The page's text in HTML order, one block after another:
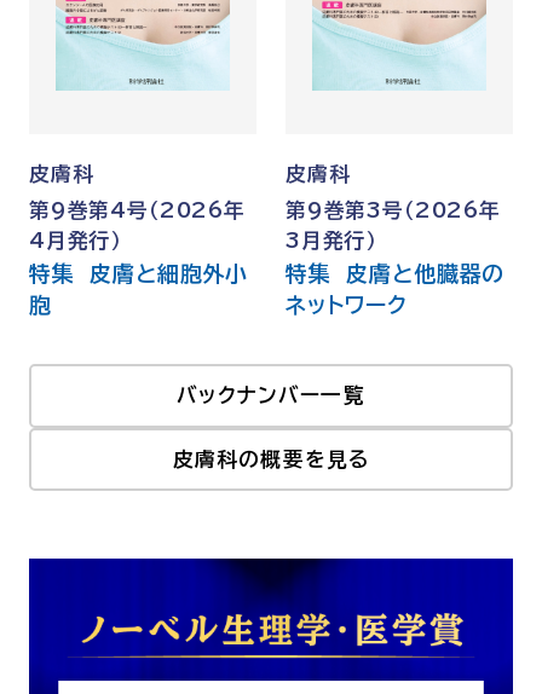
皮膚科
第9巻第4号（2026年
4月発行）
特集 皮膚と細胞外小
胞
皮膚科
第9巻第3号（2026年
3月発行）
特集 皮膚と他臓器の
ネットワーク
バックナンバー一覧
皮膚科の概要を見る